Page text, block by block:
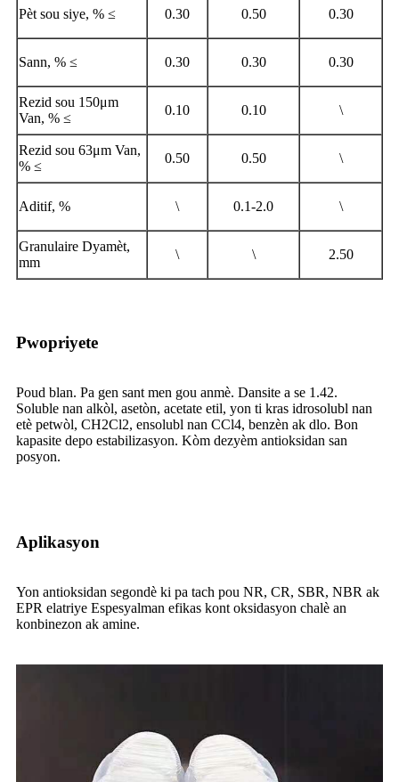
Pèt sou siye, % ≤ 0.30 0.50 0.30
Sann, % ≤ 0.30 0.30 0.30
Rezid sou 150μm
Van, % ≤
0.10 0.10 \
Rezid sou 63μm Van,
% ≤
0.50 0.50 \
Aditif, % \ 0.1-2.0 \
Granulaire Dyamèt,
mm
\ \ 2.50
Pwopriyete
Poud blan. Pa gen sant men gou anmè. Dansite a se 1.42.
Soluble nan alkòl, asetòn, acetate etil, yon ti kras idrosolubl nan
etè petwòl, CH2Cl2, ensolubl nan CCl4, benzèn ak dlo. Bon
kapasite depo estabilizasyon. Kòm dezyèm antioksidan san
posyon.
Aplikasyon
Yon antioksidan segondè ki pa tach pou NR, CR, SBR, NBR ak
EPR elatriye Espesyalman efikas kont oksidasyon chalè an
konbinezon ak amine.